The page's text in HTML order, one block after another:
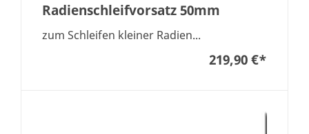
Radienschleifvorsatz 50mm
zum Schleifen kleiner Radien...
219,90 €*